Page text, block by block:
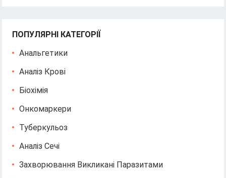
ПОПУЛЯРНІ КАТЕГОРІЇ
Анальгетики
Аналіз Крові
Біохімія
Онкомаркери
Туберкульоз
Аналіз Сечі
Захворювання Викликані Паразитами